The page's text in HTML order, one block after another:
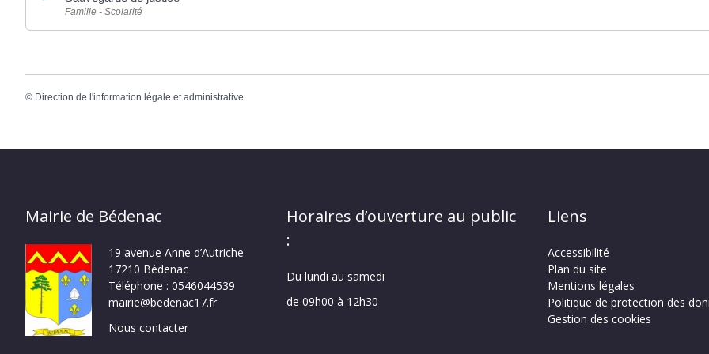
Famille - Scolarité
© Direction de l'information légale et administrative
Mairie de Bédenac
19 avenue Anne d’Autriche
17210 Bédenac
Téléphone : 0546044539
mairie@bedenac17.fr
Nous contacter
Horaires d’ouverture au public
:
Du lundi au samedi
de 09h00 à 12h30
Liens
Accessibilité
Plan du site
Mentions légales
Politique de protection des
Gestion des cookies